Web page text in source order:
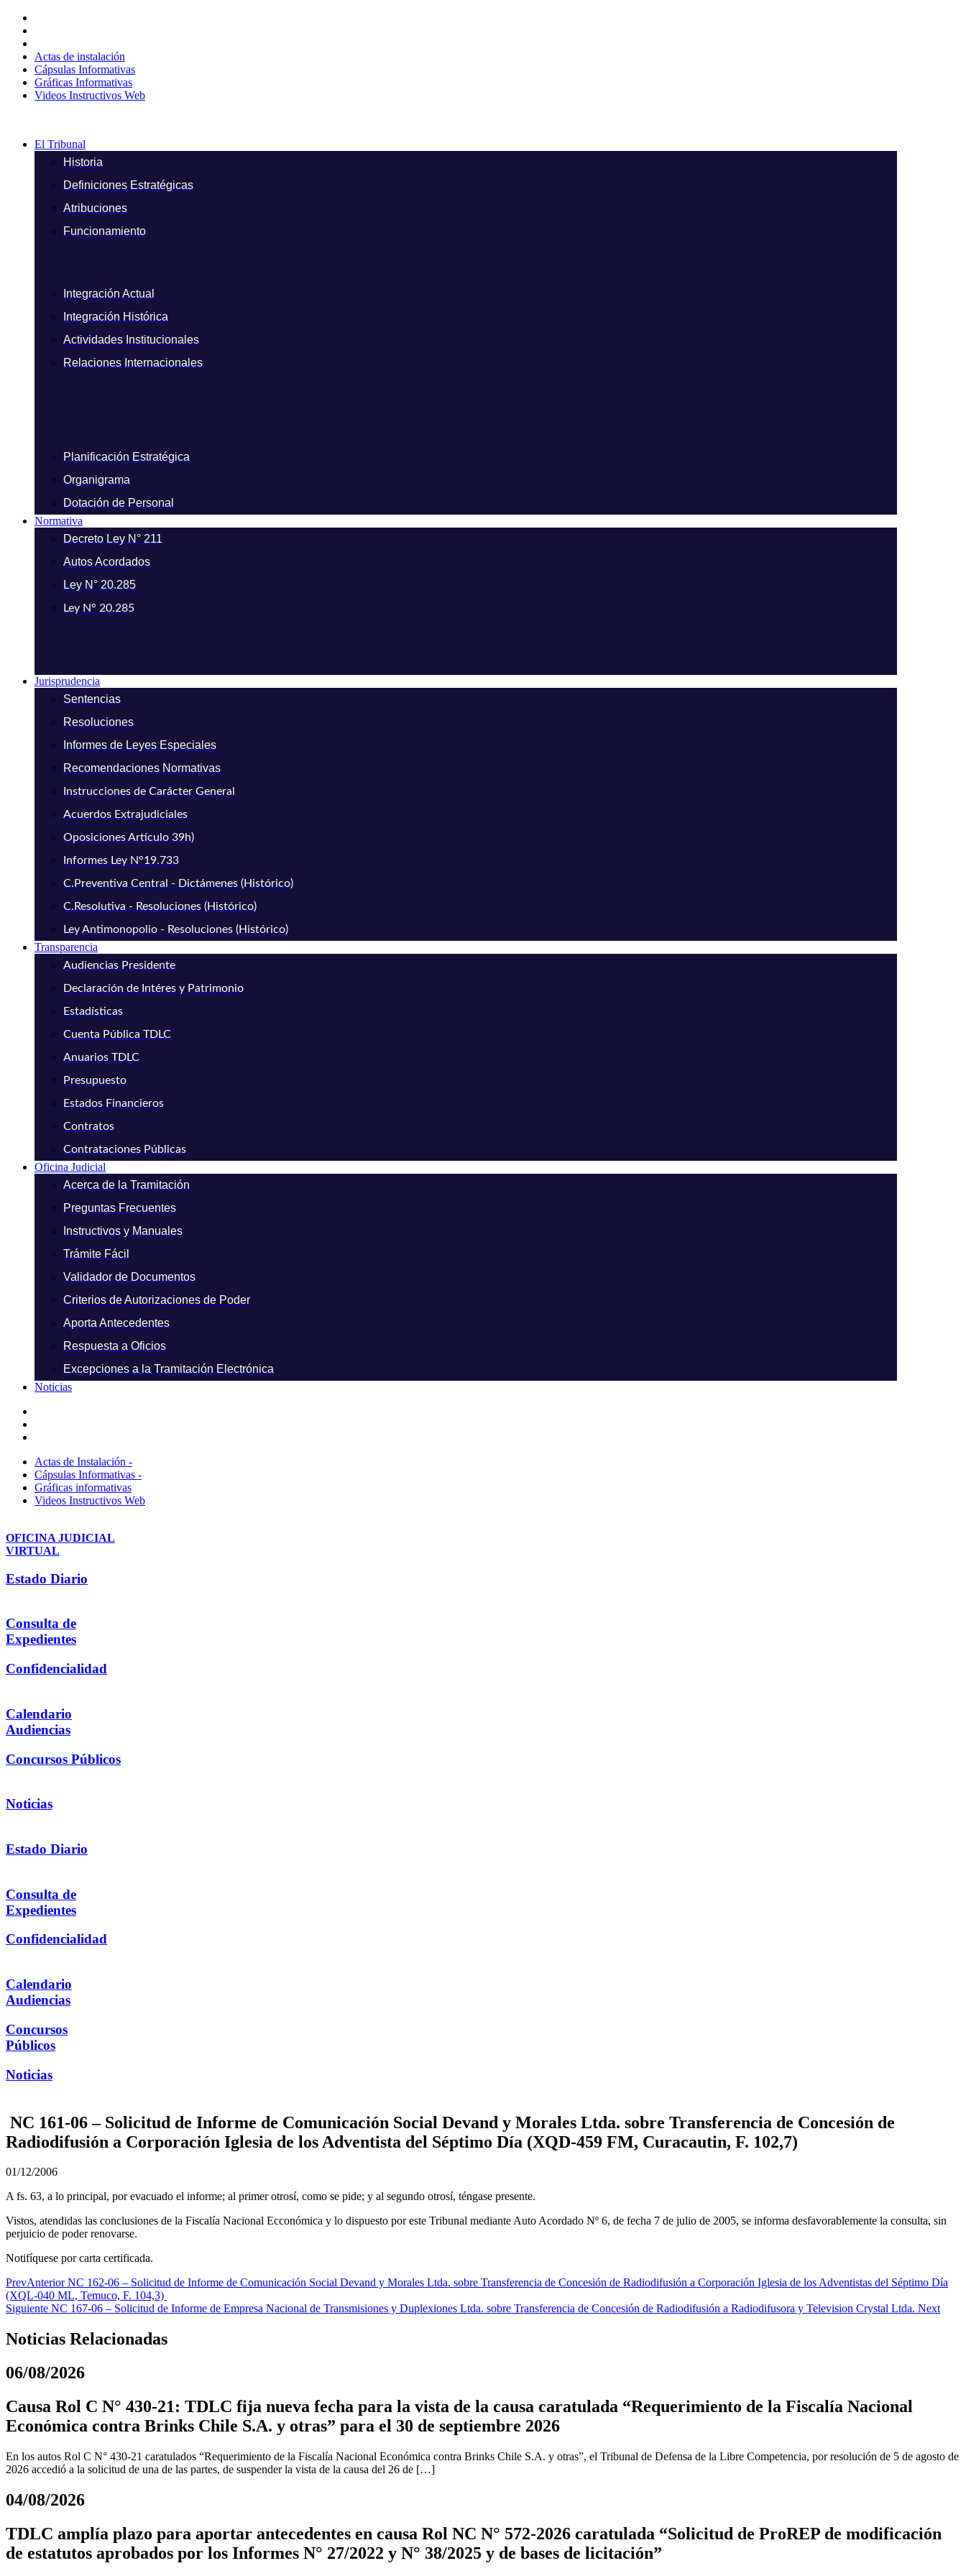
contenido
Actas de instalación
Cápsulas Informativas
Gráficas Informativas
Videos Instructivos Web
El Tribunal
Historia
Definiciones Estratégicas
Atribuciones
Funcionamiento
Integración Actual
Integración Histórica
Actividades Institucionales
Relaciones Internacionales
Planificación Estratégica
Organigrama
Dotación de Personal
Normativa
Decreto Ley N° 211
Autos Acordados
Ley N° 20.285
Ley N° 20.285
Jurisprudencia
Sentencias
Resoluciones
Informes de Leyes Especiales
Recomendaciones Normativas
Instrucciones de Carácter General
Acuerdos Extrajudiciales
Oposiciones Artículo 39h)
Informes Ley N°19.733
C.Preventiva Central - Dictámenes (Histórico)
C.Resolutiva - Resoluciones (Histórico)
Ley Antimonopolio - Resoluciones (Histórico)
Transparencia
Audiencias Presidente
Declaración de Intéres y Patrimonio
Estadísticas
Cuenta Pública TDLC
Anuarios TDLC
Presupuesto
Estados Financieros
Contratos
Contrataciones Públicas
Oficina Judicial
Acerca de la Tramitación
Preguntas Frecuentes
Instructivos y Manuales
Trámite Fácil
Validador de Documentos
Criterios de Autorizaciones de Poder
Aporta Antecedentes
Respuesta a Oficios
Excepciones a la Tramitación Electrónica
Noticias
Actas de Instalación -
Cápsulas Informativas -
Gráficas informativas
Videos Instructivos Web
OFICINA JUDICIAL
VIRTUAL
Estado Diario
Consulta de
Expedientes
Confidencialidad
Calendario
Audiencias
Concursos Públicos
Noticias
Estado Diario
Consulta de
Expedientes
Confidencialidad
Calendario
Audiencias
Concursos
Públicos
Noticias
NC 161-06 – Solicitud de Informe de Comunicación Social Devand y Morales Ltda. sobre Transferencia de Concesión de
Radiodifusión a Corporación Iglesia de los Adventista del Séptimo Día (XQD-459 FM, Curacautin, F. 102,7)
01/12/2006
A fs. 63, a lo principal, por evacuado el informe; al primer otrosí, como se pide; y al segundo otrosí, téngase presente.
Vistos, atendidas las conclusiones de la Fiscalía Nacional Ecconómica y lo dispuesto por este Tribunal mediante Auto Acordado Nº 6, de fecha 7 de julio de 2005, se informa desfavorablemente la consulta, sin
perjuicio de poder renovarse.
Notifíquese por carta certificada.
PrevAnteriorNC 162-06 – Solicitud de Informe de Comunicación Social Devand y Morales Ltda. sobre Transferencia de Concesión de Radiodifusión a Corporación Iglesia de los Adventistas del Séptimo Día
(XQL-040 ML, Temuco, F. 104,3)
Siguiente NC 167-06 – Solicitud de Informe de Empresa Nacional de Transmisiones y Duplexiones Ltda. sobre Transferencia de Concesión de Radiodifusión a Radiodifusora y Television Crystal Ltda. Next
Noticias Relacionadas
06/08/2026
Causa Rol C N° 430-21: TDLC fija nueva fecha para la vista de la causa caratulada “Requerimiento de la Fiscalía Nacional
Económica contra Brinks Chile S.A. y otras” para el 30 de septiembre 2026
En los autos Rol C N° 430-21 caratulados “Requerimiento de la Fiscalía Nacional Económica contra Brinks Chile S.A. y otras”, el Tribunal de Defensa de la Libre Competencia, por resolución de 5 de agosto de
2026 accedió a la solicitud de una de las partes, de suspender la vista de la causa del 26 de […]
04/08/2026
TDLC amplía plazo para aportar antecedentes en causa Rol NC N° 572-2026 caratulada “Solicitud de ProREP de modificación
de estatutos aprobados por los Informes N° 27/2022 y N° 38/2025 y de bases de licitación”